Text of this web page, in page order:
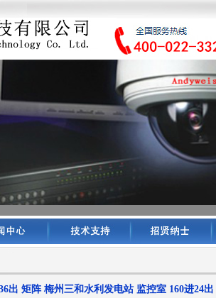
出 矩阵 梅州三和水利发电站 监控室 160进24